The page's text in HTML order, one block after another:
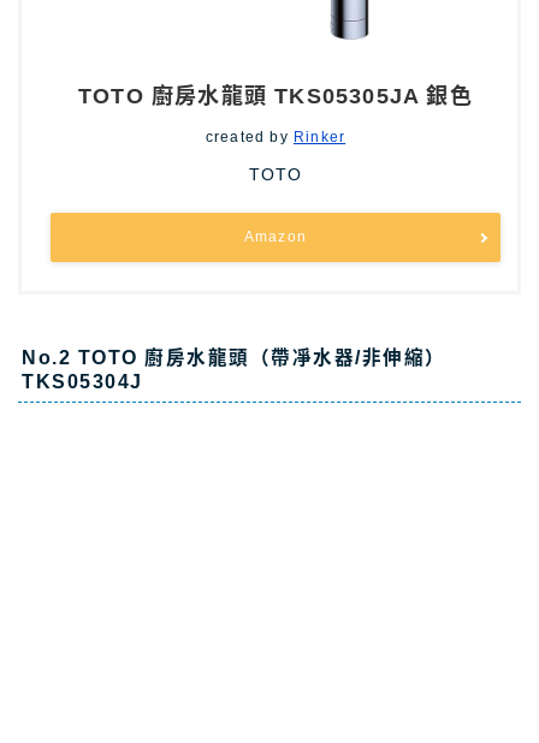
TOTO 廚房水龍頭 TKS05305JA 銀色
created by Rinker
TOTO
Amazon
No.2 TOTO 廚房水龍頭（帶凈水器/非伸縮）
TKS05304J